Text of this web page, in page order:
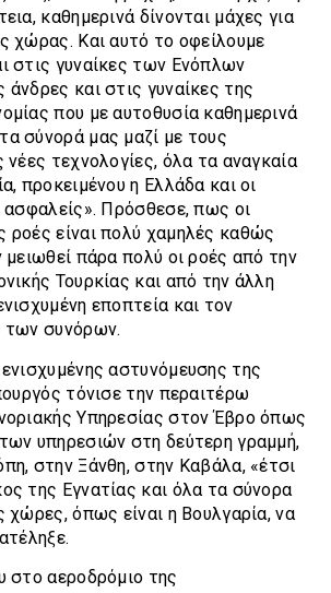
καθημερινά δίνονται μάχες για
χώρας. Και αυτό το οφείλουμε
στις γυναίκες των Ενόπλων
και στις γυναίκες της
που με αυτοθυσία καθημερινά
σύνορά μας μαζί με τους
νέες τεχνολογίες, όλα τα αναγκαία
προκειμένου η Ελλάδα και οι
ασφαλείς». Πρόσθεσε, πως οι
ροές είναι πολύ χαμηλές καθώς
μειωθεί πάρα πολύ οι ροές από την
Τουρκίας και από την άλλη
εποπτεία και τον
των συνόρων.
αστυνόμευσης της
τόνισε την περαιτέρω
Υπηρεσίας στον Έβρο όπως
υπηρεσιών στη δεύτερη γραμμή,
στην Ξάνθη, στην Καβάλα, «έτσι
της Εγνατίας και όλα τα σύνορα
χώρες, όπως είναι η Βουλγαρία, να
στο αεροδρόμιο της